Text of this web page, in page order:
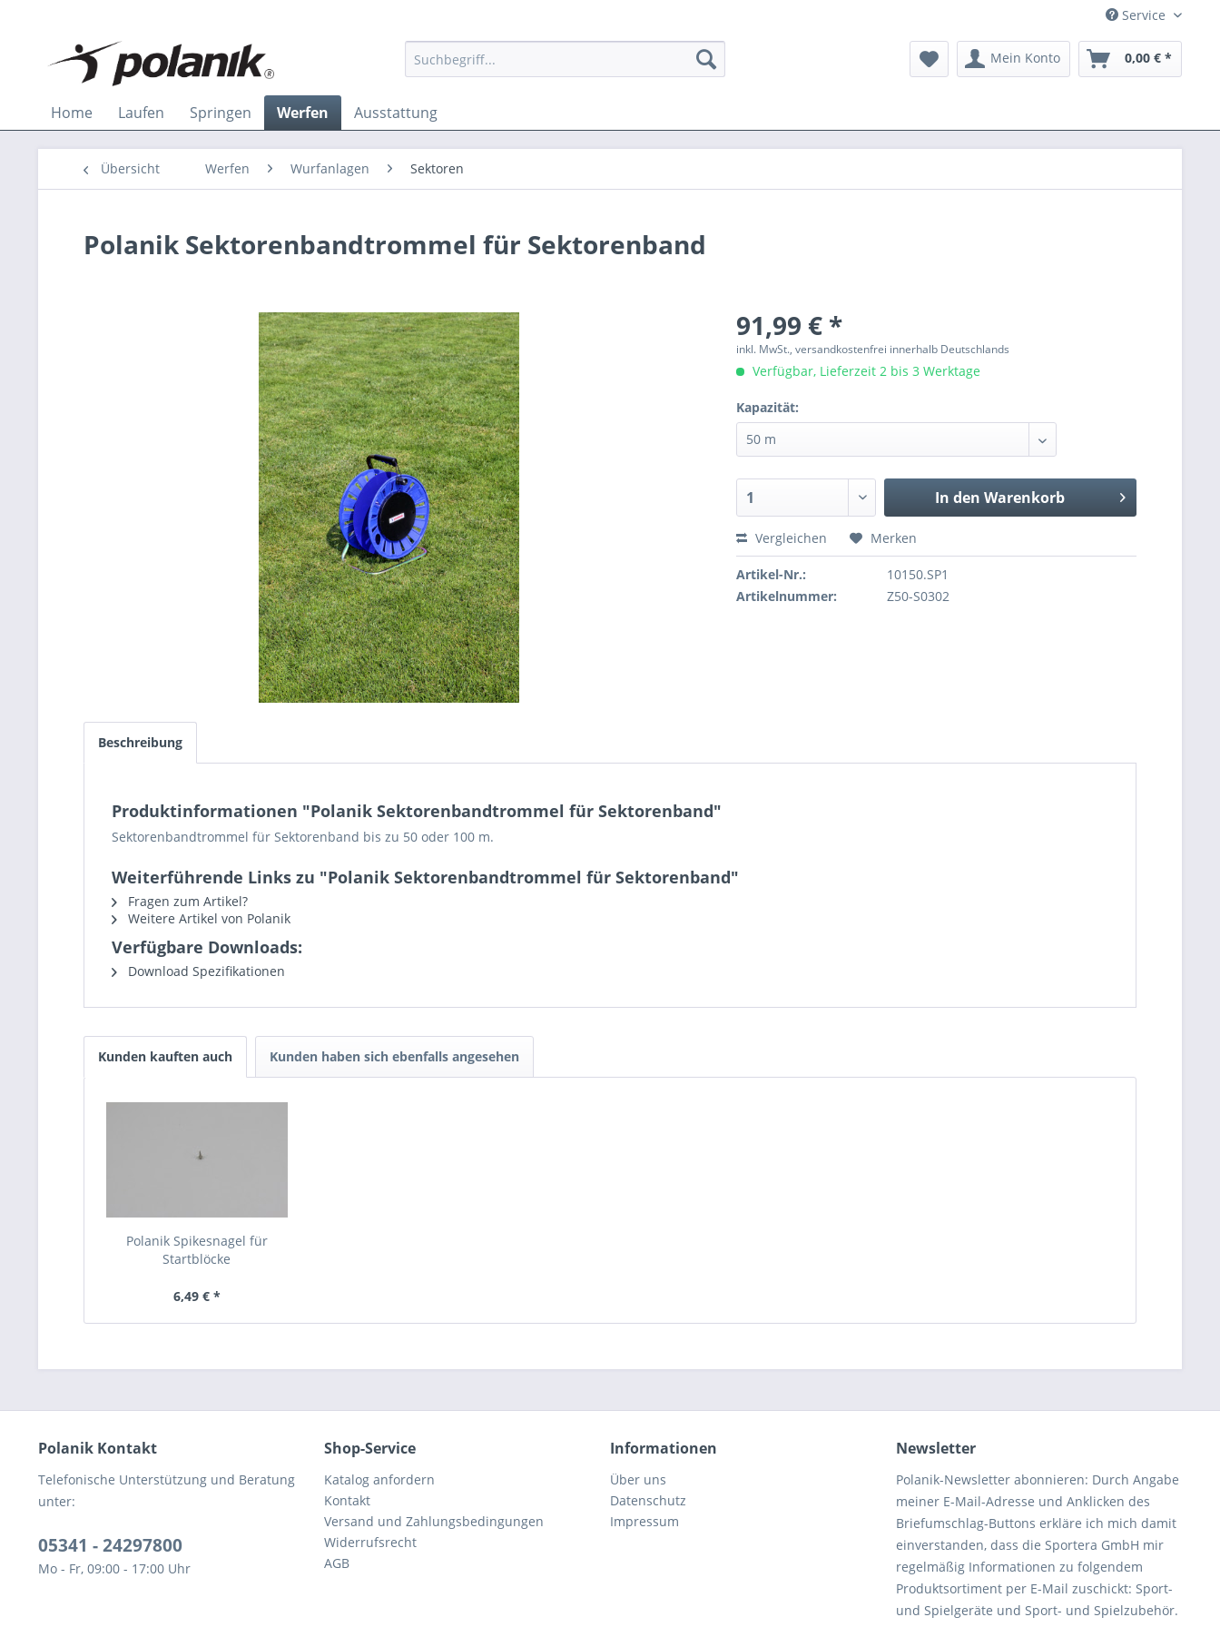
Service
Mein Konto 0,00 € *
Home Laufen Springen Werfen Ausstattung
Übersicht Werfen Wurfanlagen Sektoren
Polanik Sektorenbandtrommel für Sektorenband
91,99 € *
inkl. MwSt., versandkostenfrei innerhalb Deutschlands
Verfügbar, Lieferzeit 2 bis 3 Werktage
Kapazität:
In den Warenkorb
Vergleichen Merken
Artikel-Nr.:
10150.SP1
Artikelnummer:
Z50-S0302
Beschreibung
Produktinformationen "Polanik Sektorenbandtrommel für Sektorenband"
Sektorenbandtrommel für Sektorenband bis zu 50 oder 100 m.
Weiterführende Links zu "Polanik Sektorenbandtrommel für Sektorenband"
Fragen zum Artikel?
Weitere Artikel von Polanik
Verfügbare Downloads:
Download Spezifikationen
Kunden kauften auch Kunden haben sich ebenfalls angesehen
Polanik Spikesnagel für
Startblöcke
6,49 € *
Polanik Kontakt
Telefonische Unterstützung und Beratung
unter:
05341 - 24297800
Mo - Fr, 09:00 - 17:00 Uhr
Shop-Service
Katalog anfordern
Kontakt
Versand und Zahlungsbedingungen
Widerrufsrecht
AGB
Informationen
Über uns
Datenschutz
Impressum
Newsletter
Polanik-Newsletter abonnieren: Durch Angabe
meiner E-Mail-Adresse und Anklicken des
Briefumschlag-Buttons erkläre ich mich damit
einverstanden, dass die Sportera GmbH mir
regelmäßig Informationen zu folgendem
Produktsortiment per E-Mail zuschickt: Sport-
und Spielgeräte und Sport- und Spielzubehör.